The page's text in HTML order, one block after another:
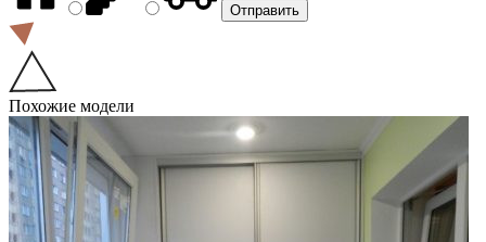
Похожие модели